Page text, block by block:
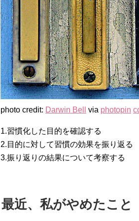
photo credit: Darwin Bell via photopin
1.習慣化した目的を確認する
2.目的に対して習慣の効果を振り返る
3.振り返りの結果について考察する
最近、私がやめたこと